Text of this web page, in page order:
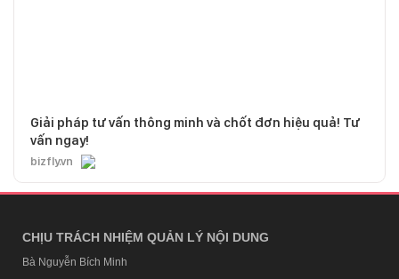
Giải pháp tư vấn thông minh và chốt đơn hiệu quả! Tư
vấn ngay!
bizfly.vn
CHỊU TRÁCH NHIỆM QUẢN LÝ NỘI DUNG
Bà Nguyễn Bích Minh